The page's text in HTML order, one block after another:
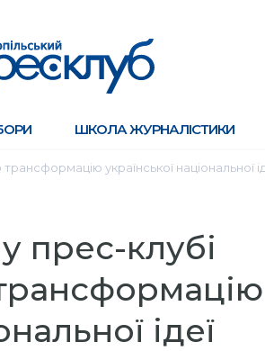
ШКОЛА ЖУРНАЛІСТИКИ
української національної
прес-клубі
ідеї